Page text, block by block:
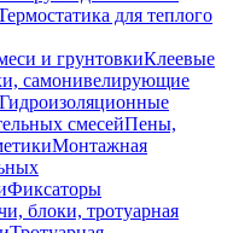
для теплого
и грунтовкиКлеевые
самонивелирующие
Гидроизоляционные
смесейПены,
Монтажная
Фиксаторы
блоки, тротуарная